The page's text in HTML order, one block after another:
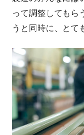
って調整してもら
うと同時に、とて